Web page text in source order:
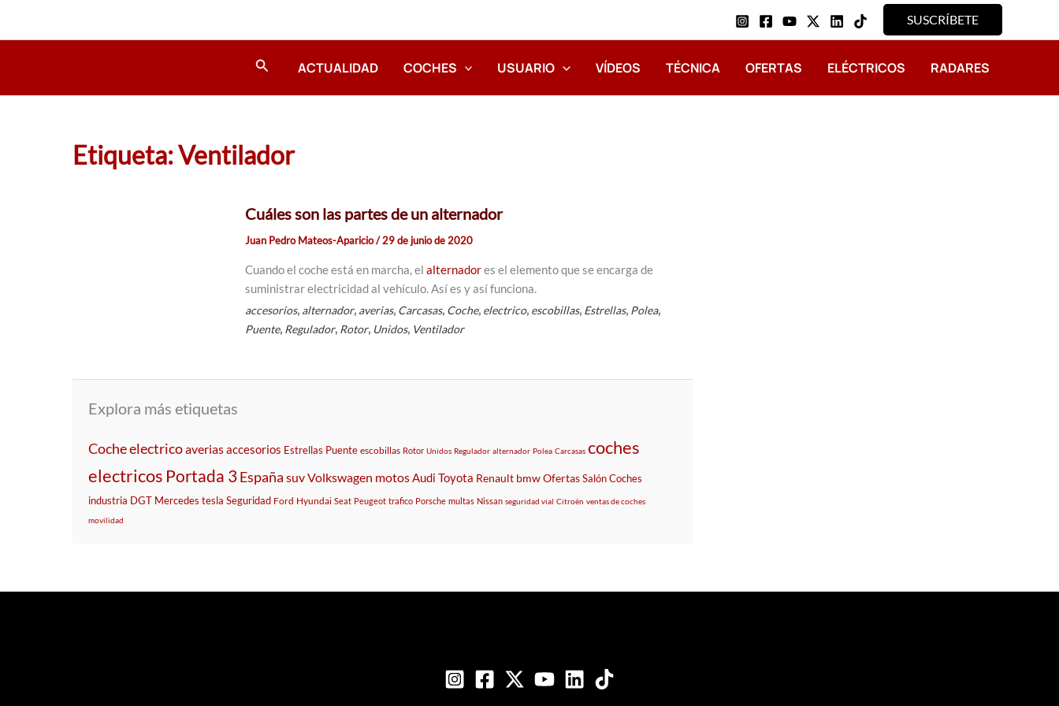
SUSCRÍBETE
Buscar ACTUALIDAD COCHES USUARIO VÍDEOS TÉCNICA OFERTAS ELÉCTRICOS RADARES
Etiqueta: Ventilador
Cuáles son las partes de un alternador
Juan Pedro Mateos-Aparicio/29 de junio de 2020
Cuando el coche está en marcha, elalternadores el elemento que se encarga de
suministrar electricidad al vehículo. Así es y así funciona.
accesorios, alternador, averias, Carcasas, Coche, electrico, escobillas, Estrellas, Polea,
Puente, Regulador, Rotor, Unidos, Ventilador
Explora más etiquetas
Cocheelectricoaveriasaccesorios Estrellas Puente escobillas Rotor Unidos Regulador alternador Polea Carcasas coches
electricos Portada 3España suvVolkswagen motos Audi Toyota Renault bmwOfertasSalónCoches
industria DGT Mercedes tesla Seguridad Ford Hyundai Seat Peugeot trafico Porsche multas Nissan seguridad vial Citroën ventas de coches
movilidad